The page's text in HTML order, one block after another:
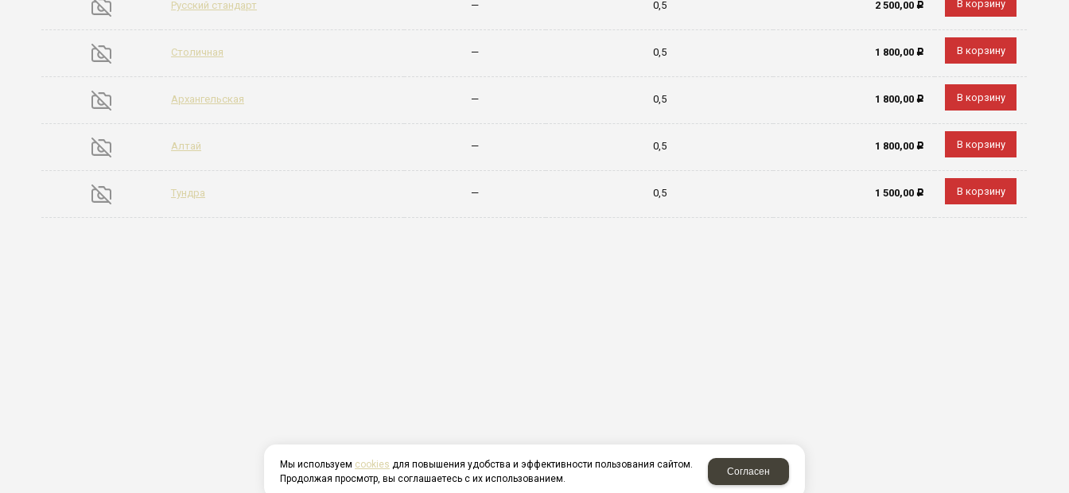
Русский стандарт — 0,5 2 500,00 Р В корзину
Столичная — 0,5 1 800,00 Р В корзину
Архангельская — 0,5 1 800,00 Р В корзину
Алтай — 0,5 1 800,00 Р В корзину
Тундра — 0,5 1 500,00 Р В корзину
Мы используем cookies для повышения удобства и эффективности пользования сайтом.
Продолжая просмотр, вы соглашаетесь с их использованием.
Согласен